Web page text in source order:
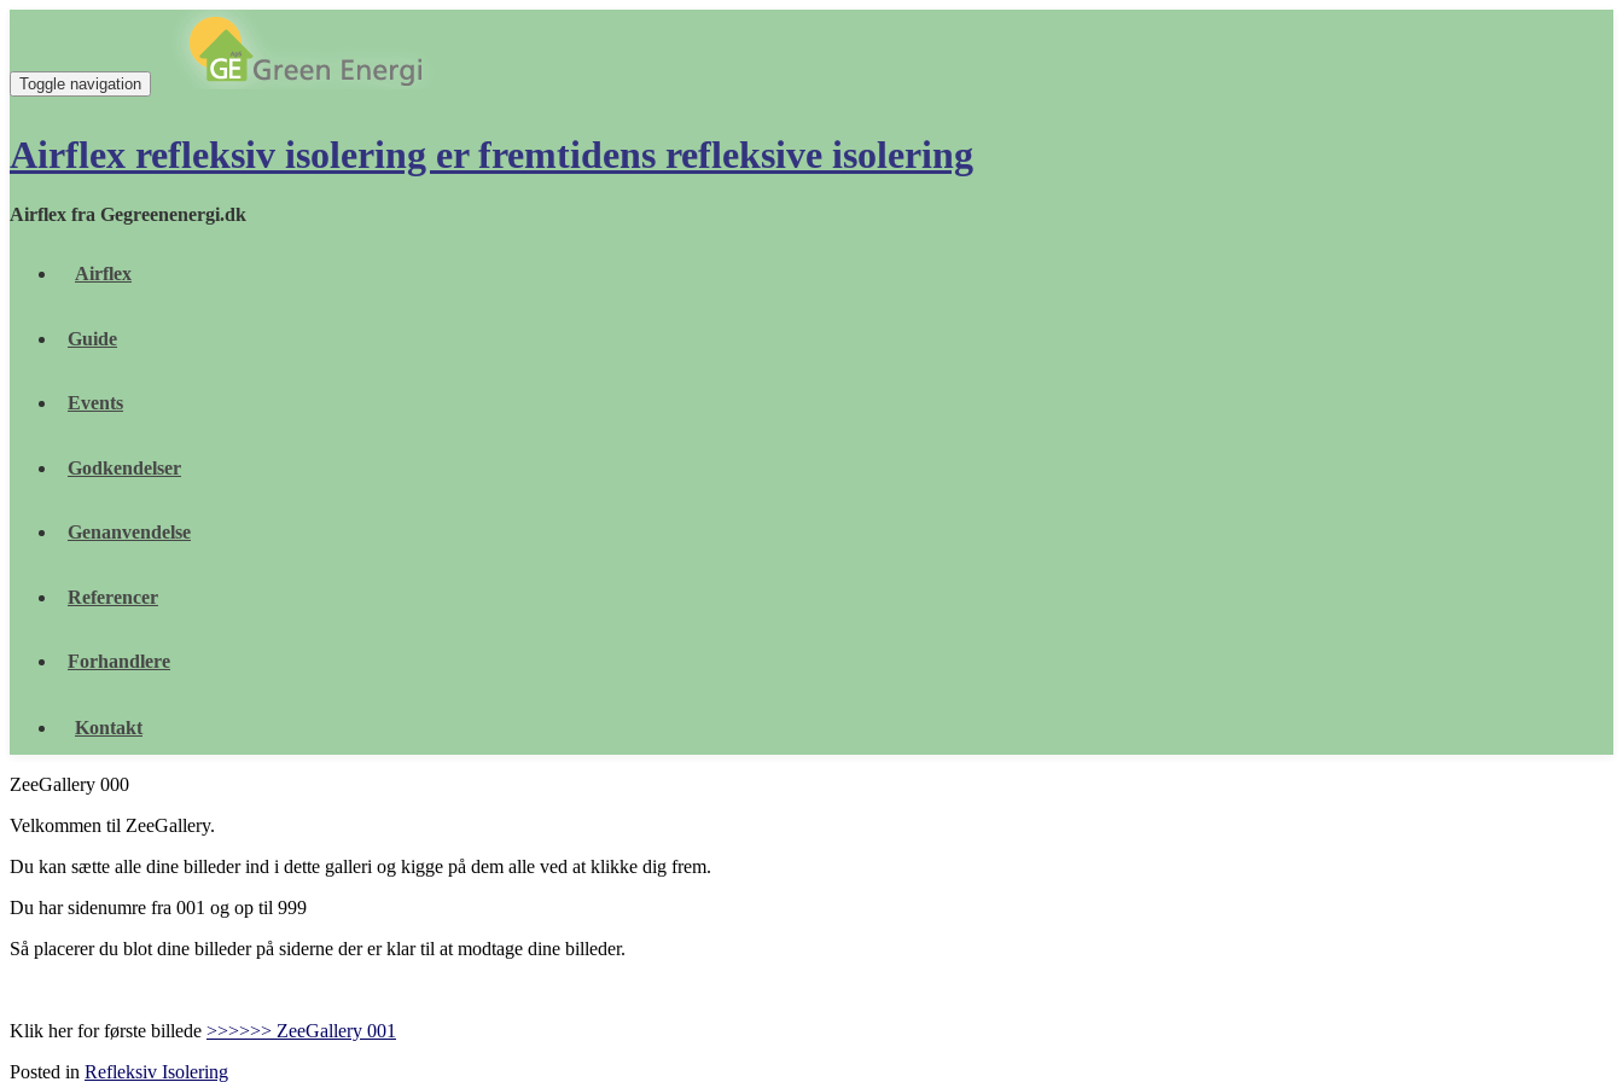
Toggle navigation
Airflex refleksiv isolering er fremtidens refleksive isolering
Airflex fra Gegreenenergi.dk
Airflex
Guide
Events
Godkendelser
Genanvendelse
Referencer
Forhandlere
Kontakt
ZeeGallery 000
Velkommen til ZeeGallery.
Du kan sætte alle dine billeder ind i dette galleri og kigge på dem alle ved at klikke dig frem.
Du har sidenumre fra 001 og op til 999
Så placerer du blot dine billeder på siderne der er klar til at modtage dine billeder.
Klik her for første billede >>>>>> ZeeGallery 001
Posted in Refleksiv Isolering